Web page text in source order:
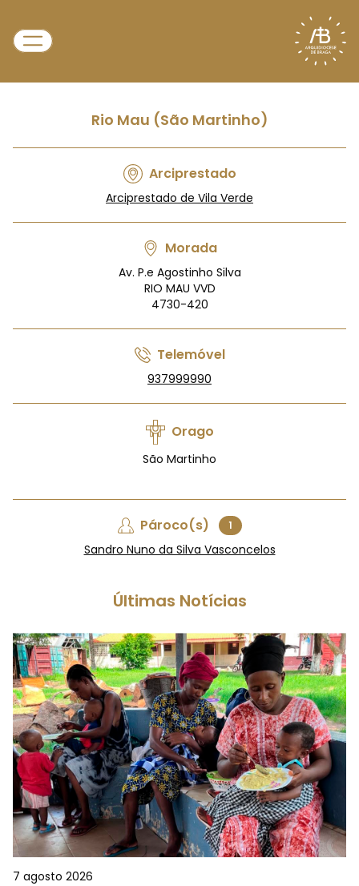
Rio Mau (São Martinho)
Arciprestado
Arciprestado de Vila Verde
Morada
Av. P.e Agostinho Silva
RIO MAU VVD
4730-420
Telemóvel
937999990
Orago
São Martinho
Pároco(s) 1
Sandro Nuno da Silva Vasconcelos
Últimas Notícias
7 agosto 2026